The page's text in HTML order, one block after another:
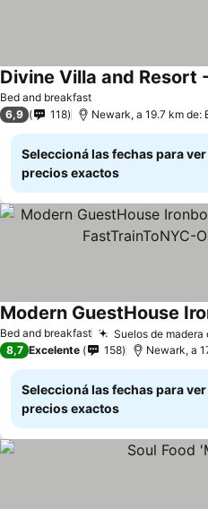
Bed and breakfast
Divine Villa and Resort
6,9 118 Newark, a 19.7 km de:
Seleccioná las fechas para
precios exactos
Bed and breakfast Suelos de madera
8,7 Excelente 158 Newark, a
Seleccioná las fechas para
precios exactos